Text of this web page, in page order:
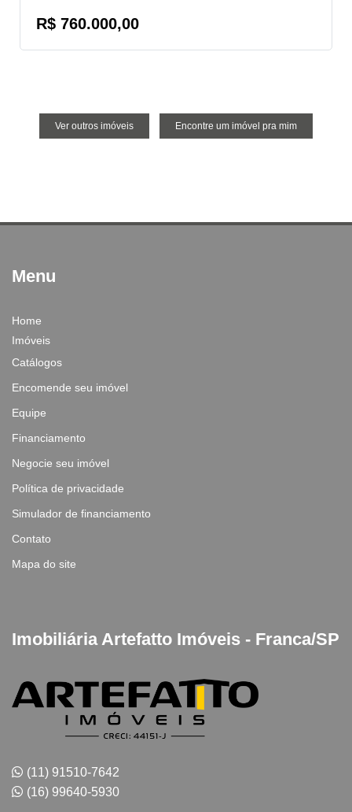
R$ 760.000,00
Ver outros imóveis Encontre um imóvel pra mim
Menu
Home
Imóveis
Catálogos
Encomende seu imóvel
Equipe
Financiamento
Negocie seu imóvel
Política de privacidade
Simulador de financiamento
Contato
Mapa do site
Imobiliária Artefatto Imóveis - Franca/SP
(11) 91510-7642
(16) 99640-5930